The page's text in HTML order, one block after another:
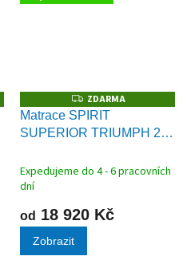
Z
D
A
R
ZDARMA
Matrace SPIRIT
SUPERIOR TRIUMPH 22
Expedujeme do 4 - 6 pracovních
dní
od 18 920 Kč
Zobrazit